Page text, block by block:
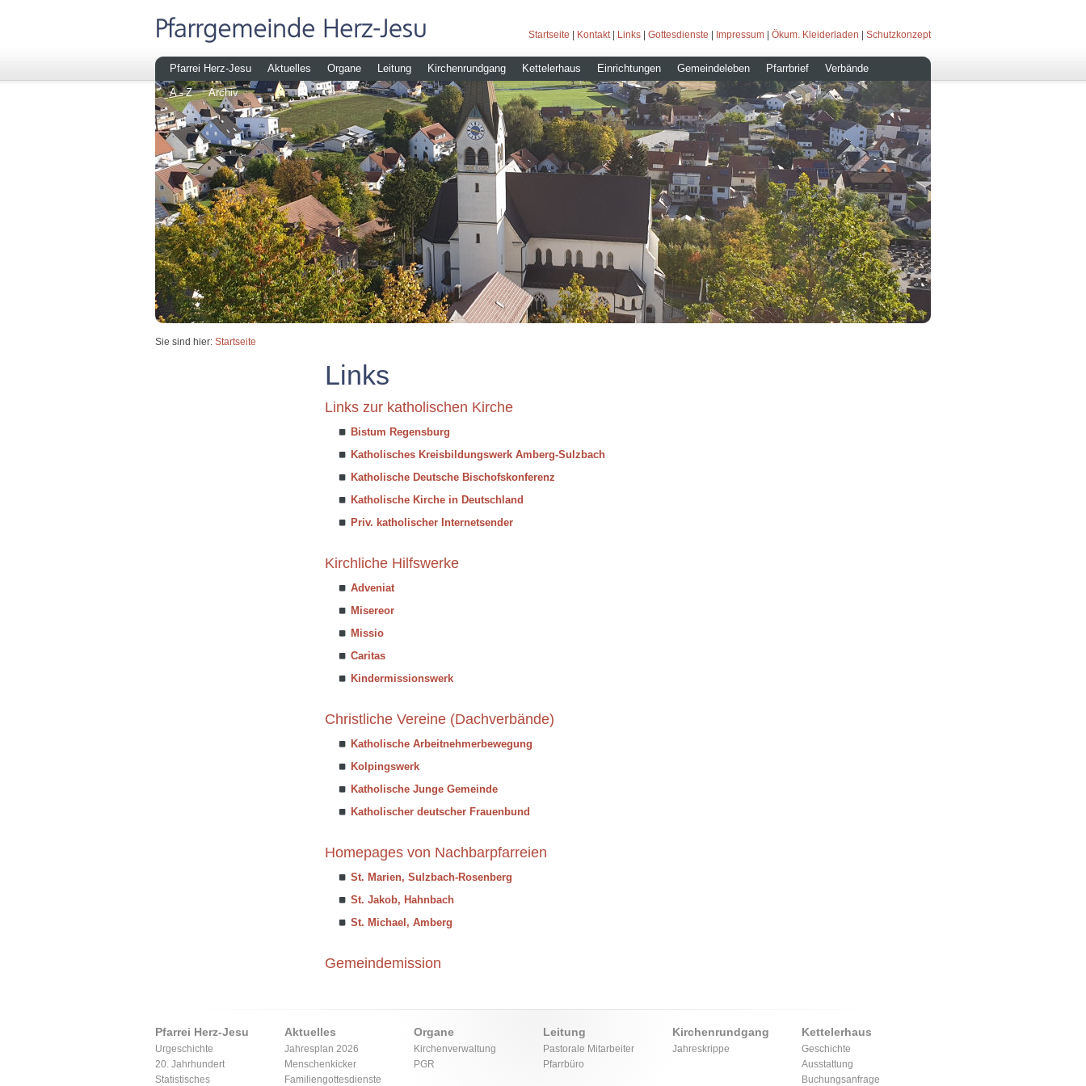
Startseite Kontakt| Links Gottesdienste Impressum Ökum. Kleiderladen Schutzkonzept
Pfarrei Herz-Jesu Aktuelles Organe Leitung Kirchenrundgang Kettelerhaus Einrichtungen Gemeindeleben Pfarrbrief
Verbände
A - Z
Archiv
Sie sind hier: Startseite
Links
Links zur katholischen Kirche
Bistum Regensburg
Katholisches Kreisbildungswerk Amberg-Sulzbach
Katholische Deutsche Bischofskonferenz
Katholische Kirche in Deutschland
Priv. katholischer Internetsender
Kirchliche Hilfswerke
Adveniat
Misereor
Missio
Caritas
Kindermissionswerk
Christliche Vereine (Dachverbände)
Katholische Arbeitnehmerbewegung
Kolpingswerk
Katholische Junge Gemeinde
Katholischer deutscher Frauenbund
Homepages von Nachbarpfarreien
St. Marien, Sulzbach-Rosenberg
St. Jakob, Hahnbach
St. Michael, Amberg
Gemeindemission
Pfarrei Herz-Jesu
Urgeschichte
20. Jahrhundert
Statistisches
Aktuelles
Jahresplan 2026
Menschenkicker
Familiengottesdienste
Organe
Kirchenverwaltung
PGR
Leitung
Pastorale Mitarbeiter
Pfarrbüro
Kirchenrundgang
Jahreskrippe
Kettelerhaus
Geschichte
Ausstattung
Buchungsanfrage